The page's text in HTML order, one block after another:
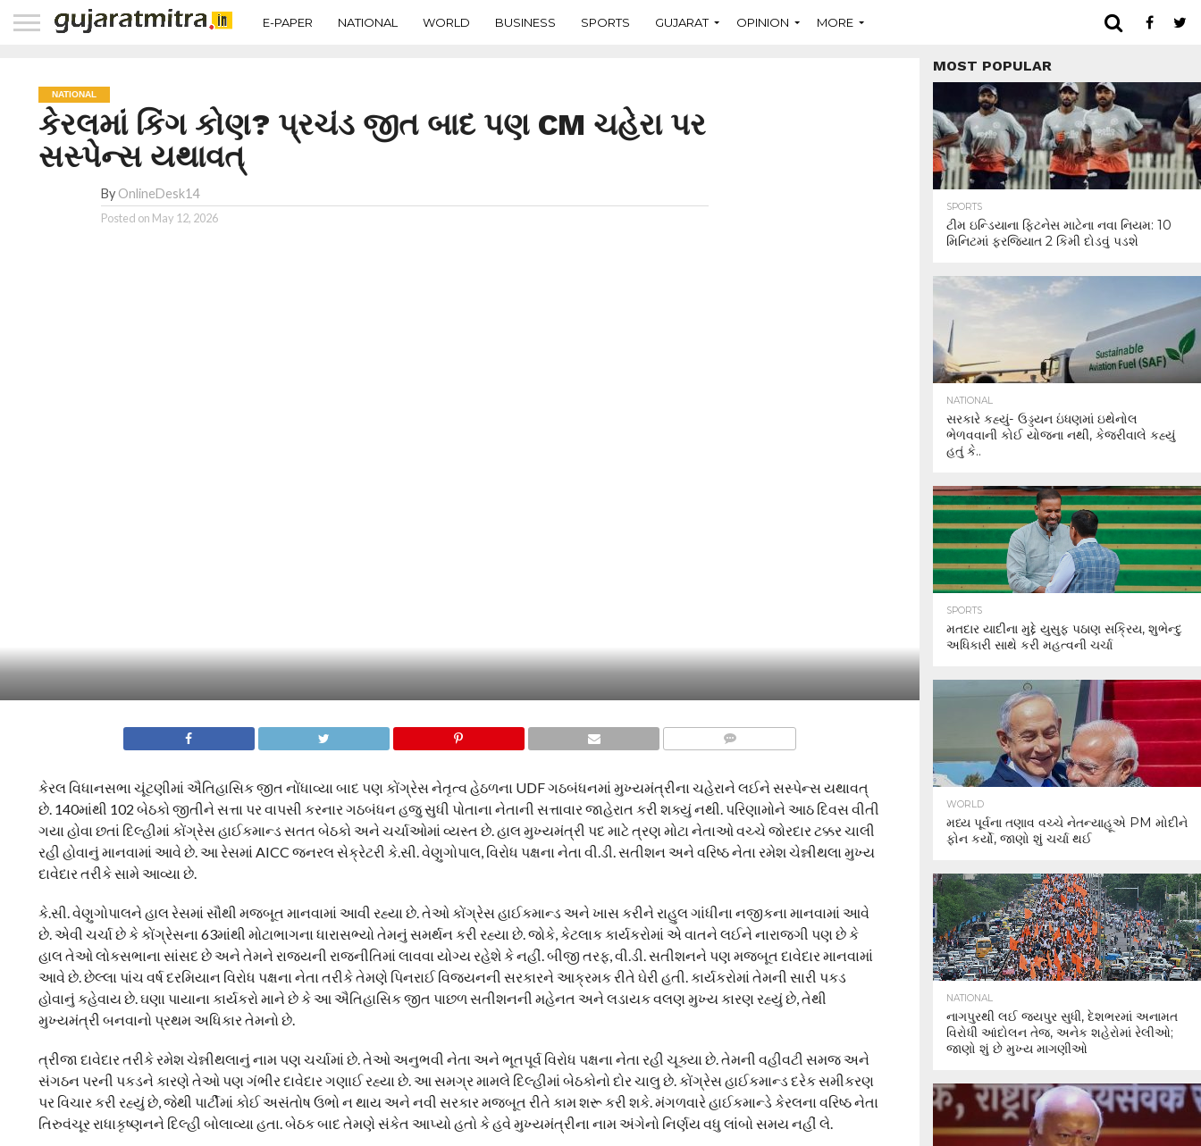
E-PAPER NATIONAL WORLD BUSINESS SPORTS GUJARAT OPINION MORE
NATIONAL
કેરલમાં કિંગ કોણ? પ્રચંડ જીત બાદ પણ CM ચહેરા પર
સસ્પેન્સ યથાવત્
By OnlineDesk14
Posted on May 12, 2026
કેરલ વિધાનસભા ચૂંટણીમાં ઐતિહાસિક જીત નોંધાવ્યા બાદ પણ કોંગ્રેસ નેતૃત્વ હેઠળના UDF ગઠબંધનમાં મુખ્યમંત્રીના ચહેરાને લઈને સસ્પેન્સ યથાવત્
છે. 140માંથી 102 બેઠકો જીતીને સત્તા પર વાપસી કરનાર ગઠબંધન હજુ સુધી પોતાના નેતાની સત્તાવાર જાહેરાત કરી શક્યું નથી. પરિણામોને આઠ દિવસ વીતી
ગયા હોવા છતાં દિલ્હીમાં કોંગ્રેસ હાઈકમાન્ડ સતત બેઠકો અને ચર્ચાઓમાં વ્યસ્ત છે. હાલ મુખ્યમંત્રી પદ માટે ત્રણ મોટા નેતાઓ વચ્ચે જોરદાર ટક્કર ચાલી
રહી હોવાનું માનવામાં આવે છે. આ રેસમાં AICC જનરલ સેક્રેટરી કે.સી. વેણુગોપાલ, વિરોધ પક્ષના નેતા વી.ડી. સતીશન અને વરિષ્ઠ નેતા રમેશ ચેન્નીથલા મુખ્ય
દાવેદાર તરીકે સામે આવ્યા છે.
કે.સી. વેણુગોપાલને હાલ રેસમાં સૌથી મજબૂત માનવામાં આવી રહ્યા છે. તેઓ કોંગ્રેસ હાઈકમાન્ડ અને ખાસ કરીને રાહુલ ગાંધીના નજીકના માનવામાં આવે
છે. એવી ચર્ચા છે કે કોંગ્રેસના 63માંથી મોટાભાગના ધારાસભ્યો તેમનું સમર્થન કરી રહ્યા છે. જોકે, કેટલાક કાર્યકરોમાં એ વાતને લઈને નારાજગી પણ છે કે
હાલ તેઓ લોકસભાના સાંસદ છે અને તેમને રાજ્યની રાજનીતિમાં લાવવા યોગ્ય રહેશે કે નહીં. બીજી તરફ, વી.ડી. સતીશનને પણ મજબૂત દાવેદાર માનવામાં
આવે છે. છેલ્લા પાંચ વર્ષ દરમિયાન વિરોધ પક્ષના નેતા તરીકે તેમણે પિનરાઈ વિજયનની સરકારને આક્રમક રીતે ઘેરી હતી. કાર્યકરોમાં તેમની સારી પકડ
હોવાનું કહેવાય છે. ઘણા પાયાના કાર્યકરો માને છે કે આ ઐતિહાસિક જીત પાછળ સતીશનની મહેનત અને લડાયક વલણ મુખ્ય કારણ રહ્યું છે, તેથી
મુખ્યમંત્રી બનવાનો પ્રથમ અધિકાર તેમનો છે.
ત્રીજા દાવેદાર તરીકે રમેશ ચેન્નીથલાનું નામ પણ ચર્ચામાં છે. તેઓ અનુભવી નેતા અને ભૂતપૂર્વ વિરોધ પક્ષના નેતા રહી ચૂક્યા છે. તેમની વહીવટી સમજ અને
સંગઠન પરની પકડને કારણે તેઓ પણ ગંભીર દાવેદાર ગણાઈ રહ્યા છે. આ સમગ્ર મામલે દિલ્હીમાં બેઠકોનો દોર ચાલુ છે. કોંગ્રેસ હાઈકમાન્ડ દરેક સમીકરણ
પર વિચાર કરી રહ્યું છે, જેથી પાર્ટીમાં કોઈ અસંતોષ ઉભો ન થાય અને નવી સરકાર મજબૂત રીતે કામ શરૂ કરી શકે. મંગળવારે હાઈકમાન્ડે કેરલના વરિષ્ઠ નેતા
તિરુવંચૂર રાધાકૃષ્ણનને દિલ્હી બોલાવ્યા હતા. બેઠક બાદ તેમણે સંકેત આપ્યો હતો કે હવે મુખ્યમંત્રીના નામ અંગેનો નિર્ણય વધુ લાંબો સમય નહીં લે.
MOST POPULAR
SPORTS
ટીમ ઇન્ડિયાના ફિટનેસ માટેના નવા નિયમ: 10
મિનિટમાં ફરજિયાત 2 કિમી દોડવું પડશે
NATIONAL
સરકારે કહ્યું- ઉડ્ડયન ઇંધણમાં ઇથેનોલ
ભેળવવાની કોઈ યોજના નથી, કેજરીવાલે કહ્યું
હતું કે..
SPORTS
મતદાર યાદીના મુદ્દે યુસુફ પઠાણ સક્રિય, શુભેન્દુ
અધિકારી સાથે કરી મહત્વની ચર્ચા
WORLD
મધ્ય પૂર્વના તણાવ વચ્ચે નેતન્યાહૂએ PM મોદીને
ફોન કર્યો, જાણો શું ચર્ચા થઈ
NATIONAL
નાગપુરથી લઈ જયપુર સુધી, દેશભરમાં અનામત
વિરોધી આંદોલન તેજ, અનેક શહેરોમાં રેલીઓ;
જાણો શું છે મુખ્ય માગણીઓ